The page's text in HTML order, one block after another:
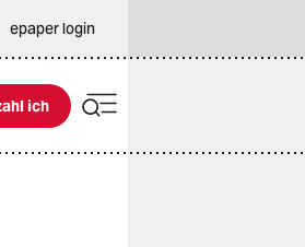
epaper login
ich